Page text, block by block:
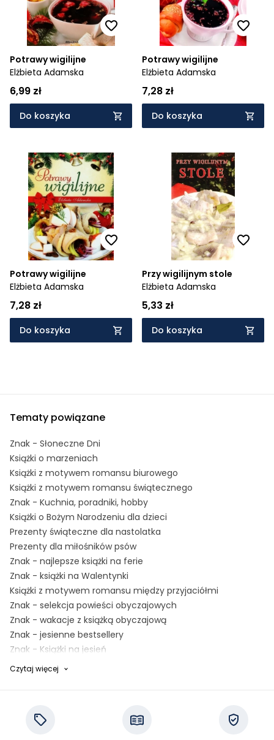
Potrawy wigilijne
Elżbieta Adamska
6,99 zł
Do koszyka
Potrawy wigilijne
Elżbieta Adamska
7,28 zł
Do koszyka
Potrawy wigilijne
Elżbieta Adamska
7,28 zł
Do koszyka
Przy wigilijnym stole
Elżbieta Adamska
5,33 zł
Do koszyka
Tematy powiązane
Znak - Słoneczne Dni
Książki o marzeniach
Książki z motywem romansu biurowego
Książki z motywem romansu świątecznego
Znak - Kuchnia, poradniki, hobby
Książki o Bożym Narodzeniu dla dzieci
Prezenty świąteczne dla nastolatka
Prezenty dla miłośników psów
Znak - najlepsze książki na ferie
Znak - książki na Walentynki
Książki z motywem romansu między przyjaciółmi
Znak - selekcja powieści obyczajowych
Znak - wakacje z książką obyczajową
Znak - jesienne bestsellery
Znak - Książki na jesień
Znak - pomysł na prezent dla siebie
Znak - Słońce, relaks i wciągające historie
Czytaj więcej